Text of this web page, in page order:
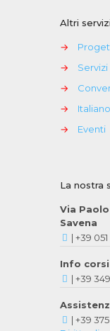
Altri servizi
→
→
→
→
→
Eventi
La nostra
Via
Savena
| +39
Info
| +39
| +39